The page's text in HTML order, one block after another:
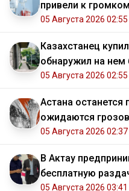
привели к
05 Августа 2026 02:55
Казахстанец
обнаружил на
05 Августа 2026 02:55
Астана останется
ожидаются
05 Августа 2026 02:37
В Актау
бесплатную
05 Августа 2026 03:41